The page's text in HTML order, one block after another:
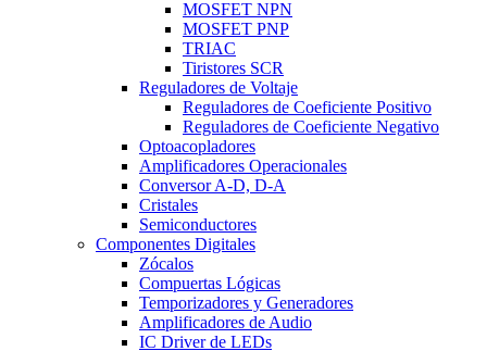
MOSFET NPN
MOSFET PNP
TRIAC
Tiristores SCR
Reguladores de Voltaje
Reguladores de Coeficiente Positivo
Reguladores de Coeficiente Negativo
Optoacopladores
Amplificadores Operacionales
Conversor A-D, D-A
Cristales
Semiconductores
Componentes Digitales
Zócalos
Compuertas Lógicas
Temporizadores y Generadores
Amplificadores de Audio
IC Driver de LEDs